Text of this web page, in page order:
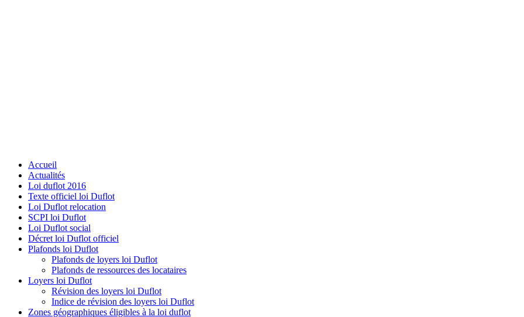
Accueil
Actualités
Loi duflot 2016
Texte officiel loi Duflot
Loi Duflot relocation
SCPI loi Duflot
Loi Duflot social
Décret loi Duflot officiel
Plafonds loi Duflot
Plafonds de loyers loi Duflot
Plafonds de ressources des locataires
Loyers loi Duflot
Révision des loyers loi Duflot
Indice de révision des loyers loi Duflot
Zones géographiques éligibles à la loi duflot